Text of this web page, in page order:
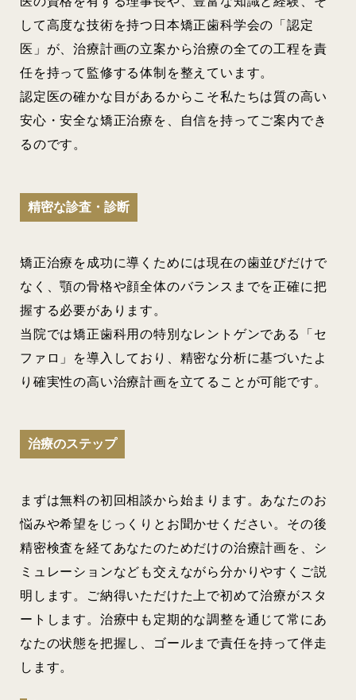
して高度な技術を持つ日本矯正歯科学会の「認定
医」が、治療計画の立案から治療の全ての工程を責
任を持って監修する体制を整えています。
認定医の確かな目があるからこそ私たちは質の高い
安心・安全な矯正治療を、自信を持ってご案内でき
るのです。
精密な診査・診断
矯正治療を成功に導くためには現在の歯並びだけで
なく、顎の骨格や顔全体のバランスまでを正確に把
握する必要があります。
当院では矯正歯科用の特別なレントゲンである「セ
ファロ」を導入しており、精密な分析に基づいたよ
り確実性の高い治療計画を立てることが可能です。
治療のステップ
まずは無料の初回相談から始まります。あなたのお
悩みや希望をじっくりとお聞かせください。その後
精密検査を経てあなたのためだけの治療計画を、シ
ミュレーションなども交えながら分かりやすくご説
明します。ご納得いただけた上で初めて治療がスタ
ートします。治療中も定期的な調整を通じて常にあ
なたの状態を把握し、ゴールまで責任を持って伴走
します。